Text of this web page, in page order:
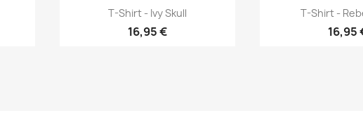
Vorschau
T-Shirt - Ivy Skull
16,95 €

T-Shirt -
16,95